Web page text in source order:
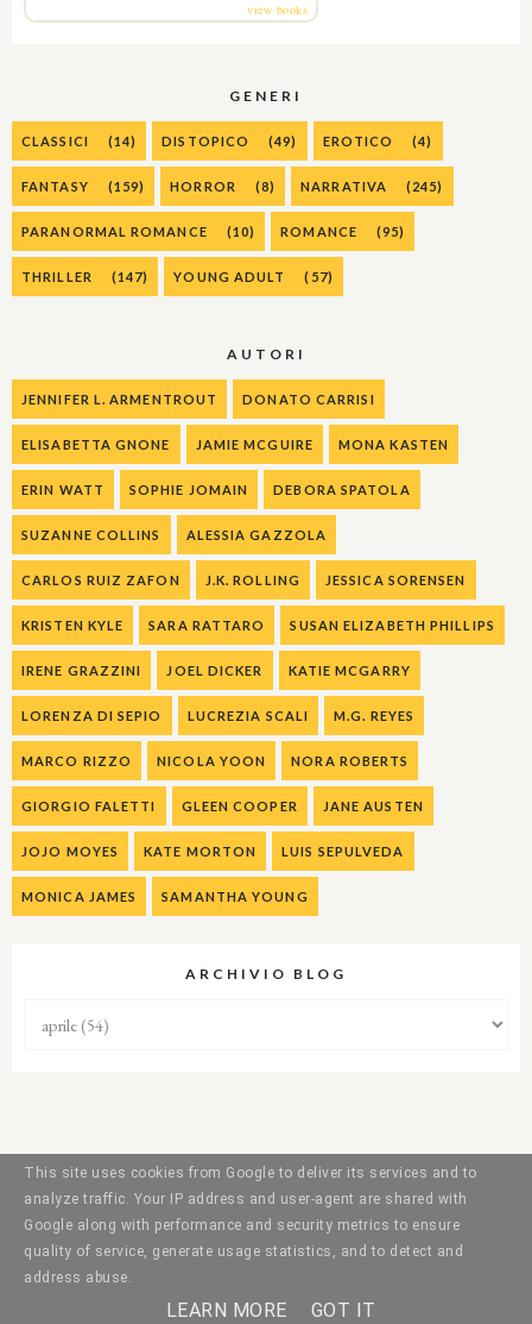
view books
GENERI
CLASSICI (14) DISTOPICO (49) EROTICO (4)
FANTASY (159) HORROR (8) NARRATIVA (245)
PARANORMAL ROMANCE (10) ROMANCE (95)
THRILLER (147) YOUNG ADULT (57)
AUTORI
JENNIFER L. ARMENTROUT DONATO CARRISI
ELISABETTA GNONE JAMIE MCGUIRE MONA KASTEN
ERIN WATT SOPHIE JOMAIN DEBORA SPATOLA
SUZANNE COLLINS ALESSIA GAZZOLA
CARLOS RUIZ ZAFON J.K. ROLLING JESSICA SORENSEN
KRISTEN KYLE SARA RATTARO SUSAN ELIZABETH PHILLIPS
IRENE GRAZZINI JOEL DICKER KATIE MCGARRY
LORENZA DI SEPIO LUCREZIA SCALI M.G. REYES
MARCO RIZZO NICOLA YOON NORA ROBERTS
GIORGIO FALETTI GLEEN COOPER JANE AUSTEN
JOJO MOYES KATE MORTON LUIS SEPULVEDA
MONICA JAMES SAMANTHA YOUNG
ARCHIVIO BLOG
This site uses cookies from Google to deliver its services and to
analyze traffic. Your IP address and user-agent are shared with
Google along with performance and security metrics to ensure
quality of service, generate usage statistics, and to detect and
address abuse.
LEARN MORE GOT IT